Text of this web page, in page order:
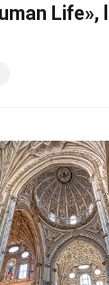
Life»,